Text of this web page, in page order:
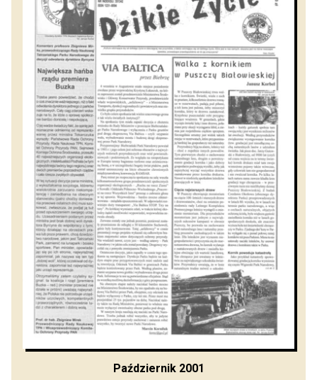
Październik 2001